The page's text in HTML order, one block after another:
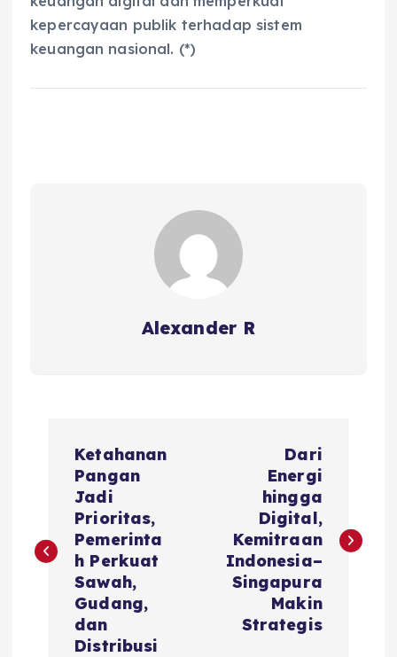
kepercayaan publik terhadap sistem
keuangan nasional. (*)
Alexander R
t
Ketahanan
Pangan
Jadi
Prioritas,
Pemerinta
h Perkuat
Sawah,
Gudang,
dan
Distribusi
Dari
Energi
hingga
Digital,
Kemitraan
Indonesia–
Singapura
Makin
Strategis